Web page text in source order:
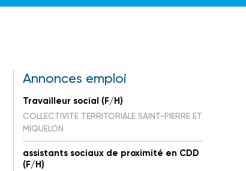
Annonces emploi
Travailleur social (F/H)
COLLECTIVITE TERRITORIALE SAINT-PIERRE ET
MIQUELON
assistants sociaux de proximité en CDD
(F/H)